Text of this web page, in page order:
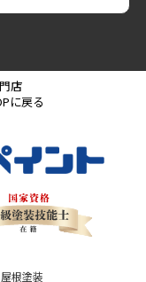
店
に戻る
根塗装